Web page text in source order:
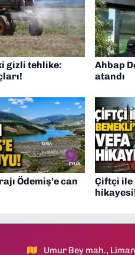
gizli tehlike:
Ahbap
atandı
Ödemiş’e can
Çiftçi ile
Umur Bey mah.,